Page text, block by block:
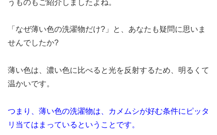
うものもご紹介しましたよね。
「なぜ薄い色の洗濯物だけ?」と、あなたも疑問に思いま
せんでしたか?
薄い色は、濃い色に比べると光を反射するため、明るくて
温かいです。
つまり、薄い色の洗濯物は、カメムシが好む条件にピッタ
リ当てはまっているということです。